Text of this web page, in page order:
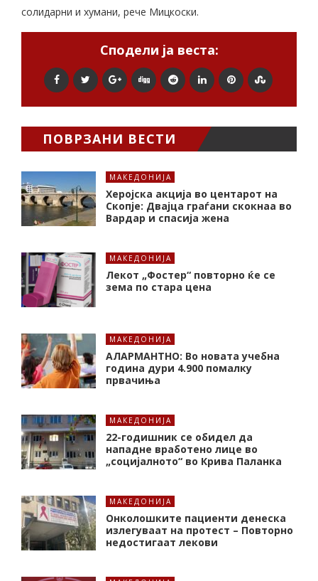
солидарни и хумани, рече Мицкоски.
Сподели ја веста:
ПОВРЗАНИ ВЕСТИ
МАКЕДОНИЈА
Херојска акција во центарот на
Скопје: Двајца граѓани скокнаа во
Вардар и спасија жена
МАКЕДОНИЈА
Лекот „Фостер“ повторно ќе се
зема по стара цена
МАКЕДОНИЈА
АЛАРМАНТНО: Во новата учебна
година дури 4.900 помалку
првачиња
МАКЕДОНИЈА
22-годишник се обидел да
нападне вработено лице во
„социјалното“ во Крива Паланка
МАКЕДОНИЈА
Онколошките пациенти денеска
излегуваат на протест – Повторно
недостигаат лекови